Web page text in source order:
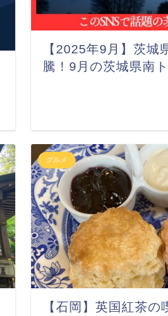
【2025年9月】茨城
騰！9月の茨城県南
グルメ
【石岡】英国紅茶の